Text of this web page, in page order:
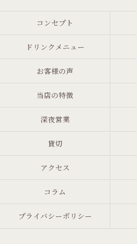
コンセプト
ドリンクメニュー
お客様の声
当店の特徴
深夜営業
貸切
アクセス
コラム
プライバシーポリシー